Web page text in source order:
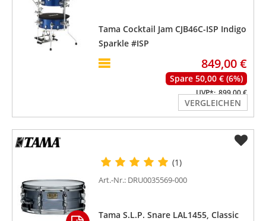
Tama Cocktail Jam CJB46C-ISP Indigo
Sparkle #ISP
849,00 €
Spare 50,00 € (6%)
UVP*: 899,00 €
VERGLEICHEN
(1)
Art.-Nr.: DRU0035569-000
Tama S.L.P. Snare LAL1455, Classic